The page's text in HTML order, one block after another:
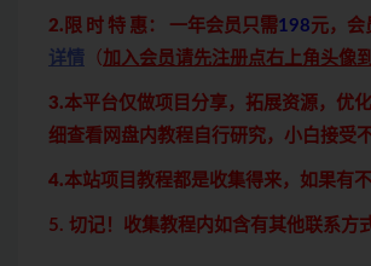
2.限 时 特 惠： 一年会员只需198元，会
详情 （ 加入会员请先注册点右上角头像
3.本平台仅做项目分享，拓展资源，优
细查看网盘内教程自行研究，小白接受
4.本站项目教程都是收集得来，如果有
5. 切记！收集教程内如含有其他联系方